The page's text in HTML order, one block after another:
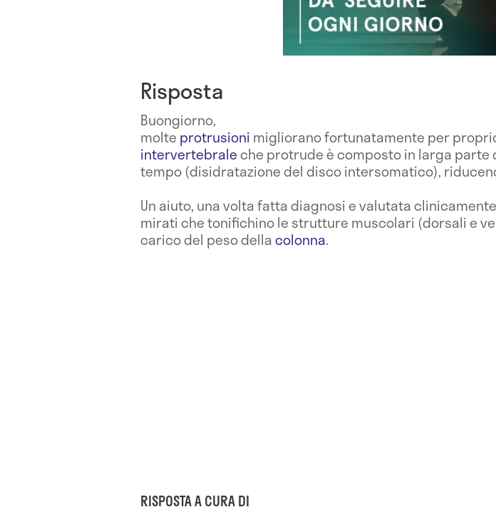
Risposta
Buongiorno,
molte protrusioni migliorano fortunatamente per
intervertebraleche protrude è composto in larga parte
tempo (disidratazione del disco intersomatico),
Un aiuto, una volta fatta diagnosi e valutata
mirati che tonifichino le strutture muscolari (dorsali e
carico del peso dellacolonna.
RISPOSTA A CURA DI